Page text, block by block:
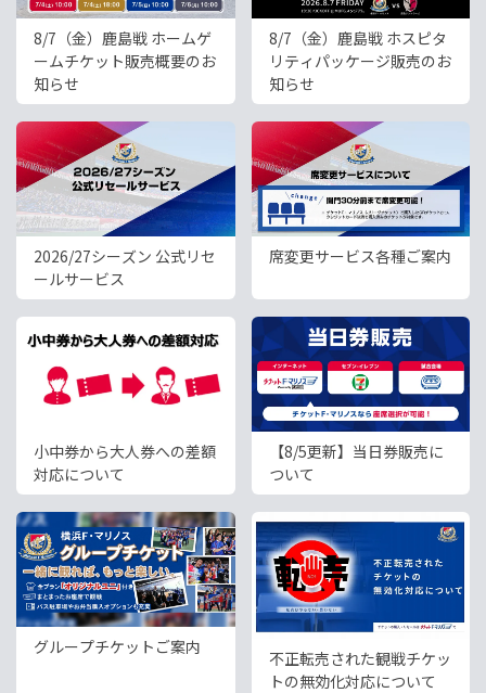
8/7（金）鹿島戦 ホームゲ
ームチケット販売概要のお
知らせ
8/7（金）鹿島戦 ホスピタ
リティパッケージ販売のお
知らせ
2026/27シーズン 公式リセ
ールサービス
席変更サービス各種ご案内
小中券から大人券への差額
対応について
【8/5更新】当日券販売に
ついて
グループチケットご案内
不正転売された観戦チケッ
トの無効化対応について